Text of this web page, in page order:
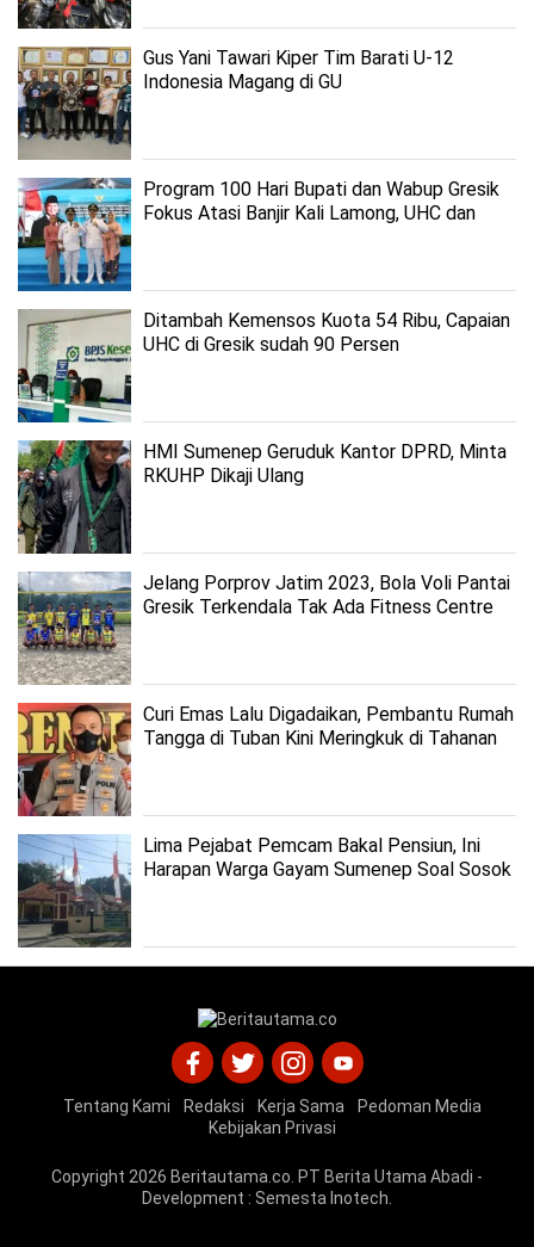
Gus Yani Tawari Kiper Tim Barati U-12
Indonesia Magang di GU
Program 100 Hari Bupati dan Wabup Gresik
Fokus Atasi Banjir Kali Lamong, UHC dan
Ditambah Kemensos Kuota 54 Ribu, Capaian
UHC di Gresik sudah 90 Persen
HMI Sumenep Geruduk Kantor DPRD, Minta
RKUHP Dikaji Ulang
Jelang Porprov Jatim 2023, Bola Voli Pantai
Gresik Terkendala Tak Ada Fitness Centre
Curi Emas Lalu Digadaikan, Pembantu Rumah
Tangga di Tuban Kini Meringkuk di Tahanan
Lima Pejabat Pemcam Bakal Pensiun, Ini
Harapan Warga Gayam Sumenep Soal Sosok
Tentang Kami Redaksi Kerja Sama
Pedoman Media
Kebijakan Privasi
Copyright 2026 Beritautama.co . PT Berita Utama Abadi -
Development : Semesta Inotech